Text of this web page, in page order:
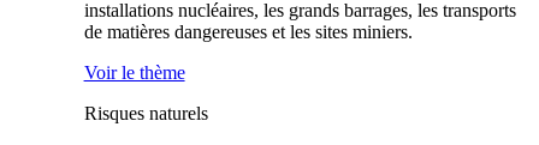
installations nucléaires, les grands barrages, les transports
de matières dangereuses et les sites miniers.
Voir le thème
Risques naturels